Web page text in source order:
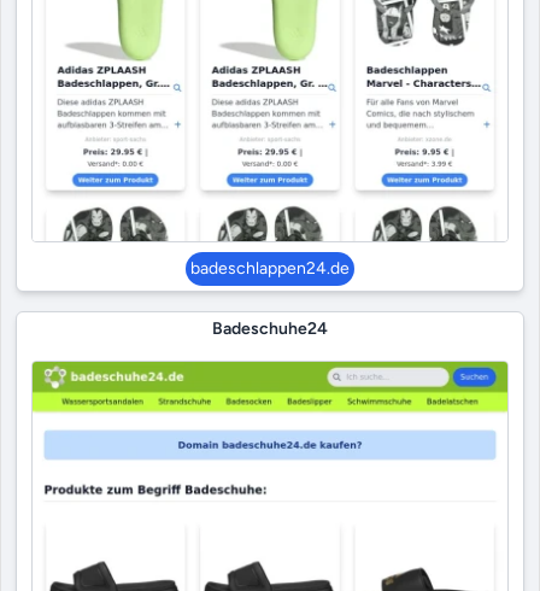
badeschlappen24.de
Badeschuhe24